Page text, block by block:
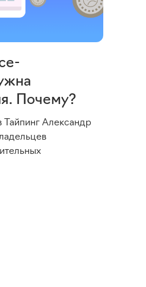
Почему?
Тайпинг Александр